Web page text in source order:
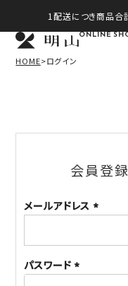
1配送につき商品合
ONLINE
HOME ログイン
会員登
メールアドレス
須)
パスワード